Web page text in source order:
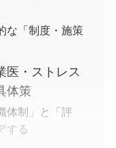
念の策定」と
な「制度・施
・ストレス
体策